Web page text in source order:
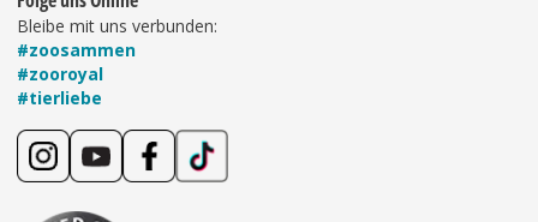
Bleibe mit uns verbunden:
#zoosammen
#zooroyal
#tierliebe